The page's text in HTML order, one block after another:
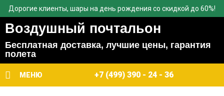
Дорогие клиенты, шары на день рождения со скидкой до 60%!
Воздушный почтальон
Бесплатная доставка, лучшие цены, гарантия
полета
МЕНЮ +7 (499) 390 - 24 - 36